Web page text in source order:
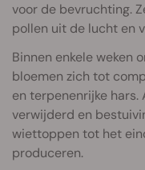
voor de bevruchting.
pollen uit de lucht en
Binnen enkele weken
bloemen zich tot
en terpenenrijke
verwijderd en
wiettoppen tot het
produceren.